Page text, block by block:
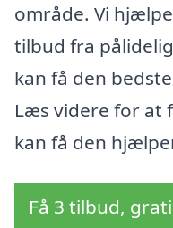
område. Vi
tilbud fra
kan få den
Læs videre for at
kan få den
Få 3 tilbud,